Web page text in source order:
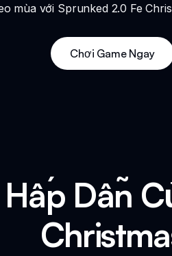
mùa với Sprunked 2.0 Fe
Chơi Game Ngay
Dẫn